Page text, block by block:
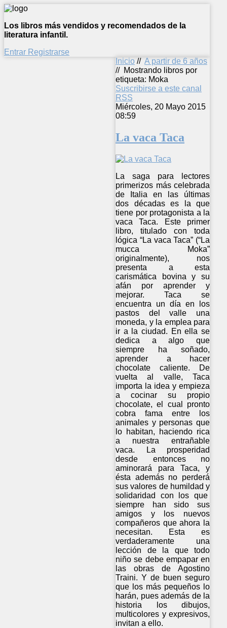
Los libros más vendidos y recomendados de la
literatura infantil.
Entrar Registrarse
Inicio // A partir de 6 años
// Mostrando libros por
etiqueta: Moka
Suscribirse a este canal
RSS
Miércoles, 20 Mayo 2015
08:59
La vaca Taca
La saga para lectores
primerizos más celebrada
de Italia en las últimas
dos décadas es la que
tiene por protagonista a la
vaca Taca. Este primer
libro, titulado con toda
lógica “La vaca Taca” (“La
mucca Moka”
originalmente), nos
presenta a esta
carismática bovina y su
afán por aprender y
mejorar. Taca se
encuentra un día en los
pastos del valle una
moneda, y la emplea para
ir a la ciudad. En ella se
dedica a algo que
siempre ha soñado,
aprender a hacer
chocolate caliente. De
vuelta al valle, Taca
importa la idea y empieza
a cocinar su propio
chocolate, el cual pronto
cobra fama entre los
animales y personas que
lo habitan, haciendo rica
a nuestra entrañable
vaca. La prosperidad
desde entonces no
aminorará para Taca, y
ésta además no perderá
sus valores de humildad y
solidaridad con los que
siempre han sido sus
amigos y los nuevos
compañeros que ahora la
necesitan. Esta es
verdaderamente una
lección de la que todo
niño se debe empapar en
las obras de Agostino
Traini. Y de buen seguro
que los más pequeños lo
harán, pues además de la
historia los dibujos,
multicolores y expresivos,
invitan a ello.